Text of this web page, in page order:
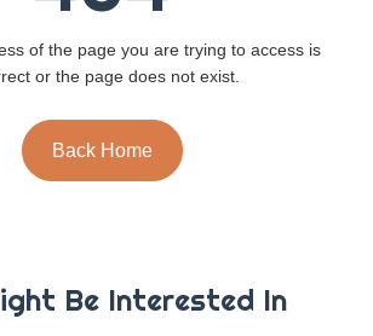
of the page you are trying to access is
or the page does not exist.
Back Home
Be Interested In